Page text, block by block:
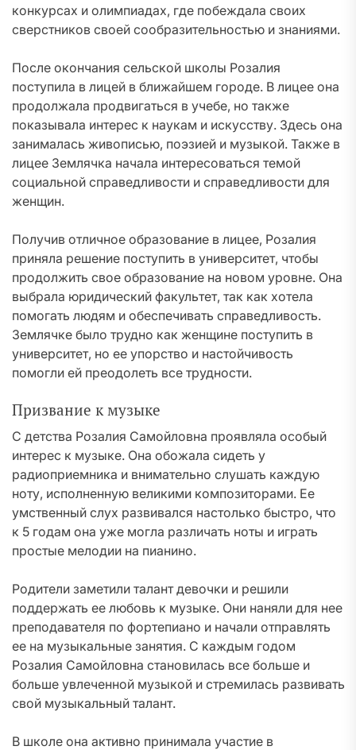
конкурсах и олимпиадах, где побеждала своих
сверстников своей сообразительностью и знаниями.
После окончания сельской школы Розалия
поступила в лицей в ближайшем городе. В лицее она
продолжала продвигаться в учебе, но также
показывала интерес к наукам и искусству. Здесь она
занималась живописью, поэзией и музыкой. Также в
лицее Землячка начала интересоваться темой
социальной справедливости и справедливости для
женщин.
Получив отличное образование в лицее, Розалия
приняла решение поступить в университет, чтобы
продолжить свое образование на новом уровне. Она
выбрала юридический факультет, так как хотела
помогать людям и обеспечивать справедливость.
Землячке было трудно как женщине поступить в
университет, но ее упорство и настойчивость
помогли ей преодолеть все трудности.
Призвание к музыке
С детства Розалия Самойловна проявляла особый
интерес к музыке. Она обожала сидеть у
радиоприемника и внимательно слушать каждую
ноту, исполненную великими композиторами. Ее
умственный слух развивался настолько быстро, что
к 5 годам она уже могла различать ноты и играть
простые мелодии на пианино.
Родители заметили талант девочки и решили
поддержать ее любовь к музыке. Они наняли для нее
преподавателя по фортепиано и начали отправлять
ее на музыкальные занятия. С каждым годом
Розалия Самойловна становилась все больше и
больше увлеченной музыкой и стремилась развивать
свой музыкальный талант.
В школе она активно принимала участие в